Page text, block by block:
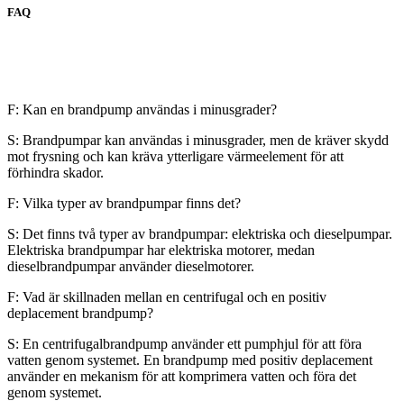
FAQ
F: Kan en brandpump användas i minusgrader?
S: Brandpumpar kan användas i minusgrader, men de kräver skydd
mot frysning och kan kräva ytterligare värmeelement för att
förhindra skador.
F: Vilka typer av brandpumpar finns det?
S: Det finns två typer av brandpumpar: elektriska och dieselpumpar.
Elektriska brandpumpar har elektriska motorer, medan
dieselbrandpumpar använder dieselmotorer.
F: Vad är skillnaden mellan en centrifugal och en positiv
deplacement brandpump?
S: En centrifugalbrandpump använder ett pumphjul för att föra
vatten genom systemet. En brandpump med positiv deplacement
använder en mekanism för att komprimera vatten och föra det
genom systemet.